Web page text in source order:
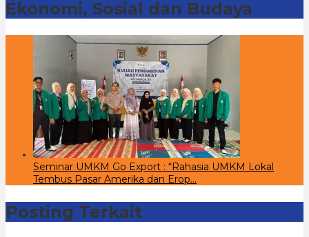
Ekonomi, Sosial dan Budaya
Seminar UMKM Go Export : “Rahasia UMKM Lokal
Tembus Pasar Amerika dan Erop…
Posting Terkait